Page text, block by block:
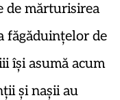
de mărturisirea
făgăduințelor de
își asumă acum
și nașii au